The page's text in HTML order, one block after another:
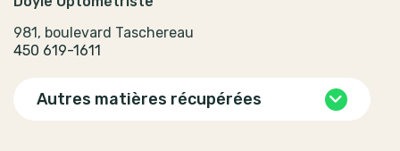
981, boulevard Taschereau
450 619-1611
Autres matières récupérées